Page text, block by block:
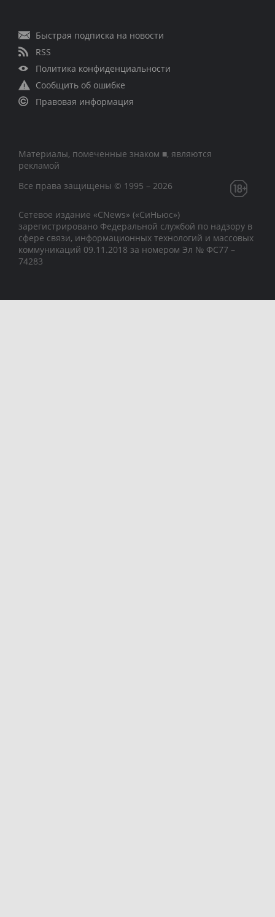
Быстрая подписка на новости
RSS
Политика конфиденциальности
Сообщить об ошибке
Правовая информация
Материалы, помеченные знаком ■, являются
рекламой
Все права защищены © 1995 – 2026
Сетевое издание «CNews» («СиНьюс»)
зарегистрировано Федеральной службой по надзору в
сфере связи, информационных технологий и массовых
коммуникаций 09.11.2018 за номером Эл № ФС77 –
74283